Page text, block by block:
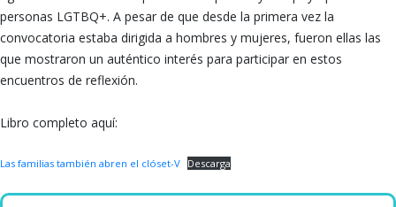
personas LGTBQ+. A pesar de que desde la primera vez la
convocatoria estaba dirigida a hombres y mujeres, fueron ellas las
que mostraron un auténtico interés para participar en estos
encuentros de reflexión.
Libro completo aquí:
Las familias también abren el clóset-V Descarga